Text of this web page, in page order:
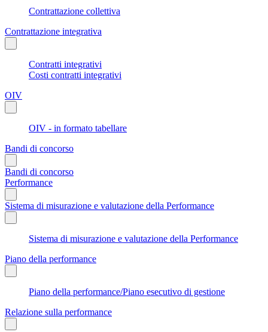
Contrattazione collettiva
Contrattazione integrativa
Contratti integrativi
Costi contratti integrativi
OIV
OIV - in formato tabellare
Bandi di concorso
Bandi di concorso
Performance
Sistema di misurazione e valutazione della Performance
Sistema di misurazione e valutazione della Performance
Piano della performance
Piano della performance/Piano esecutivo di gestione
Relazione sulla performance